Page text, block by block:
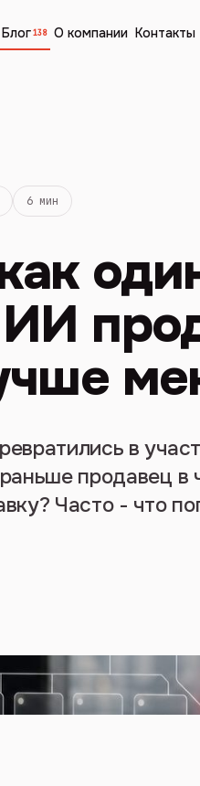
Блог 138 О компании Контакты
6 мин
в
продавец в
Часто - что